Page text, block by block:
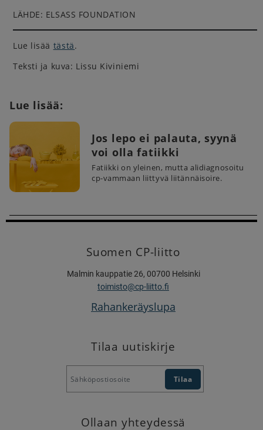
LÄHDE: ELSASS FOUNDATION
Lue lisää tästä.
Teksti ja kuva: Lissu Kiviniemi
Lue lisää:
Jos lepo ei palauta, syynä
voi olla fatiikki
Fatiikki on yleinen, mutta alidiagnosoitu
cp-vammaan liittyvä liitännäisoire.
Suomen CP-liitto
Malmin kauppatie 26, 00700 Helsinki
toimisto@cp-liitto.fi
Rahankeräyslupa
Tilaa uutiskirje
Ollaan yhteydessä